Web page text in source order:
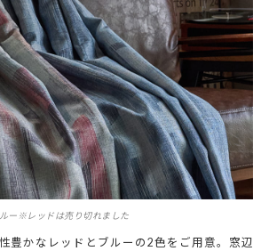
ー※レッドは売り切れました
豊かなレッドとブルーの2色をご用意。窓辺